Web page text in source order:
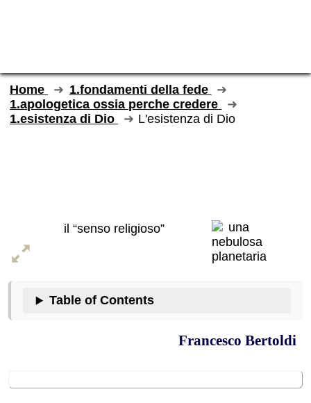
Home
1.fondamenti della fede
1.apologetica ossia perche credere
1.esistenza di Dio
L'esistenza di Dio
il “senso religioso”
Table of Contents
Francesco Bertoldi